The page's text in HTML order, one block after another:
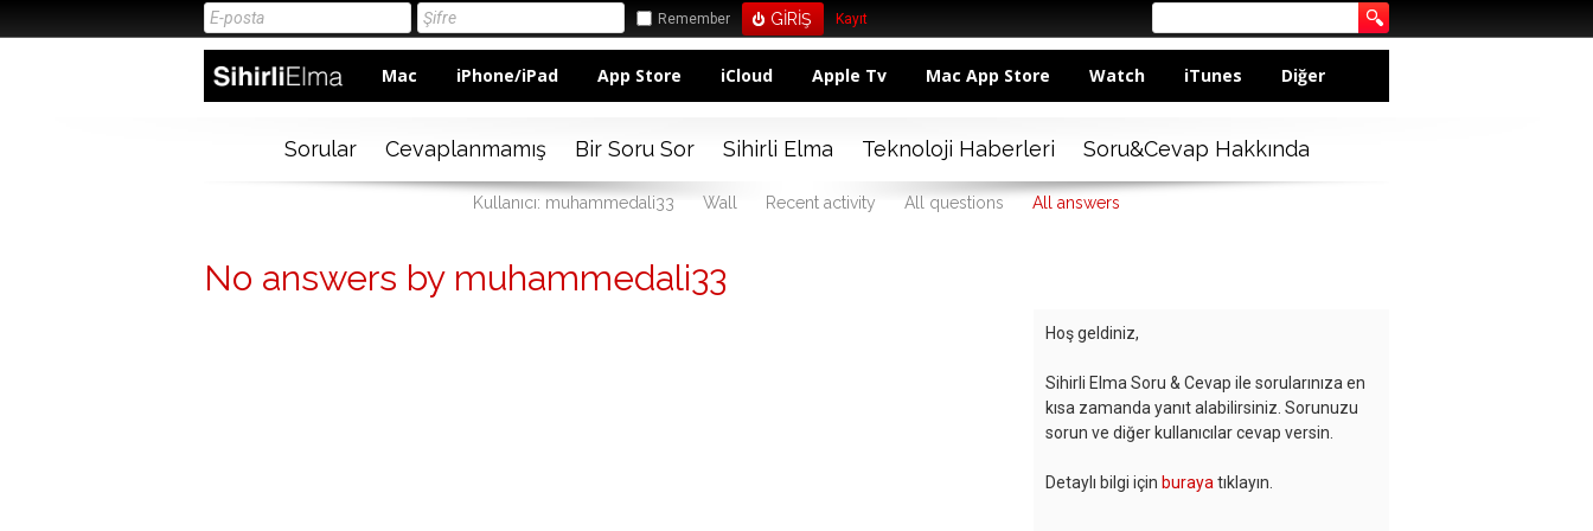
Remember Kayıt
Mac iPhone/iPad App Store iCloud Apple Tv Mac App Store Watch iTunes Diğer
Sorular Cevaplanmamış Bir Soru Sor Sihirli Elma Teknoloji Haberleri Soru&Cevap Hakkında
Kullanıcı: muhammedali33 Wall Recent activity All questions All answers
No answers by muhammedali33
Hoş geldiniz,
Sihirli Elma Soru & Cevap ile sorularınıza en
kısa zamanda yanıt alabilirsiniz. Sorunuzu
sorun ve diğer kullanıcılar cevap versin.
Detaylı bilgi için buraya tıklayın.